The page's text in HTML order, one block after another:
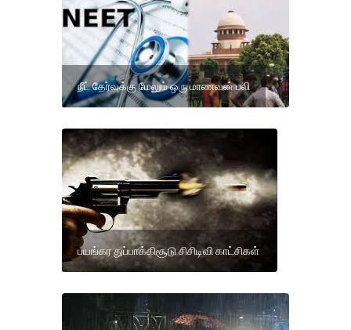
நீட் தேர்வுக்கு மேலும் ஒரு மாணவன் பலி
பயங்கர துப்பாக்கிசூடு சிசிடிவி காட்சிகள்